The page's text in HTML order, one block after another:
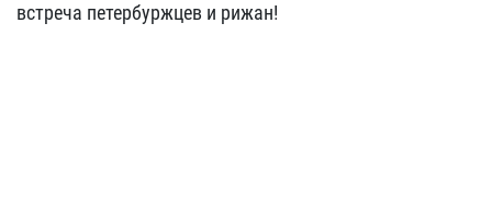
встреча петербуржцев и рижан!